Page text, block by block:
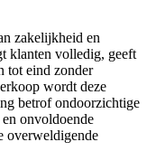
zakelijkheid en
klanten volledig, geeft
tot eind zonder
wordt deze
betrof ondoorzichtige
onvoldoende
overweldigende